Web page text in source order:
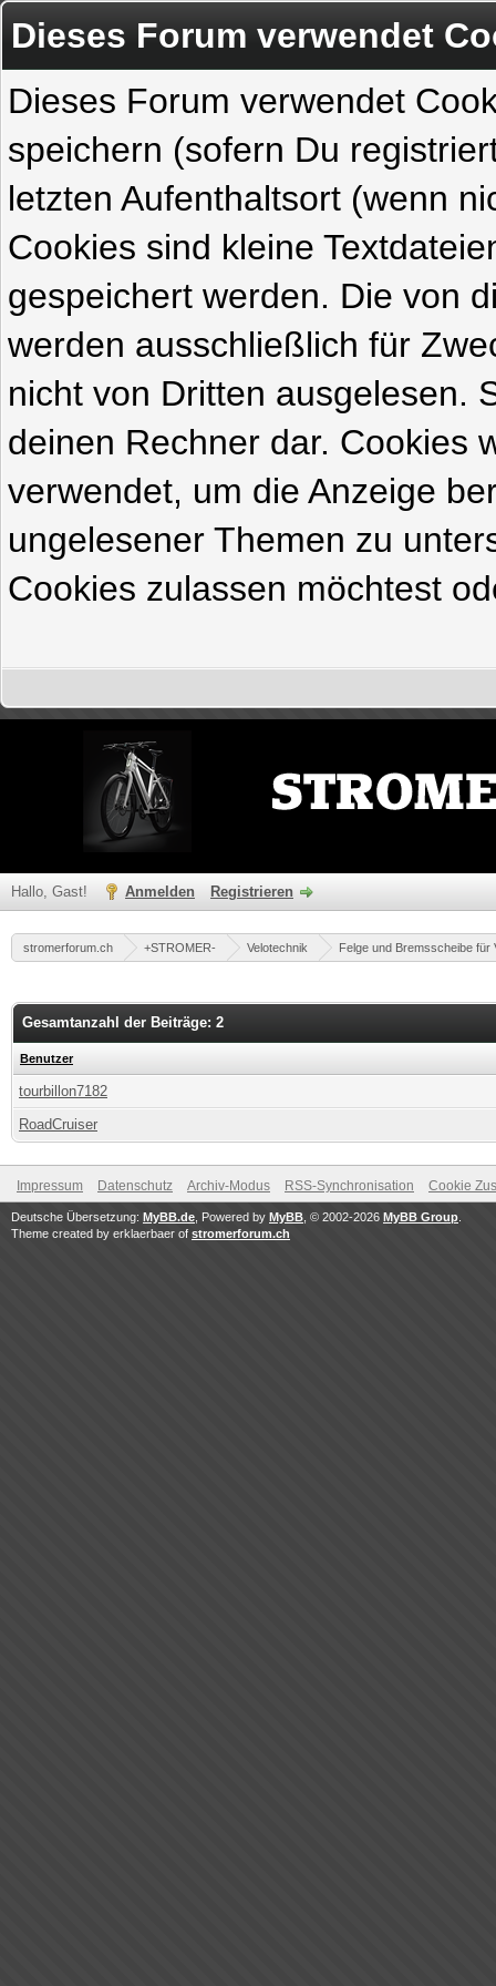
Dieses Forum verwendet
Dieses Forum verwendet
speichern (sofern Du
letzten Aufenthaltsort (wenn
Cookies sind kleine
gespeichert werden. Die von
werden ausschließlich für
nicht von Dritten ausgelesen.
deinen Rechner dar. Cookies
verwendet, um die Anzeige
ungelesener Themen zu
Cookies zulassen möchtest
Hallo, Gast! Anmelden Registrieren
stromerforum.ch +STROMER- Velotechnik Felge und Bremsscheibe für
Gesamtanzahl der Beiträge: 2
Benutzer
tourbillon7182
RoadCruiser
Impressum Datenschutz Archiv-Modus RSS-Synchronisation Cookie
Deutsche Übersetzung: MyBB.de , Powered by MyBB , © 2002-2026 MyBB Group
Theme created by erklaerbaer of stromerforum.ch